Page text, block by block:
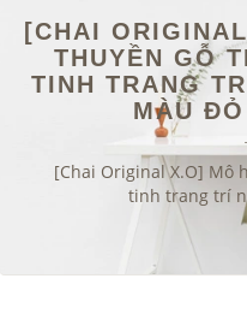
[CHAI
THUYỀN GỖ
TINH TRANG
MÀU
[Chai Original X.O] Mô
tinh trang trí